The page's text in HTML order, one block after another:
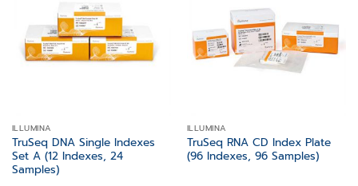
ILLUMINA
TruSeq DNA Single Indexes
Set A (12 Indexes, 24
Samples)
ILLUMINA
TruSeq RNA CD Index Plate
(96 Indexes, 96 Samples)